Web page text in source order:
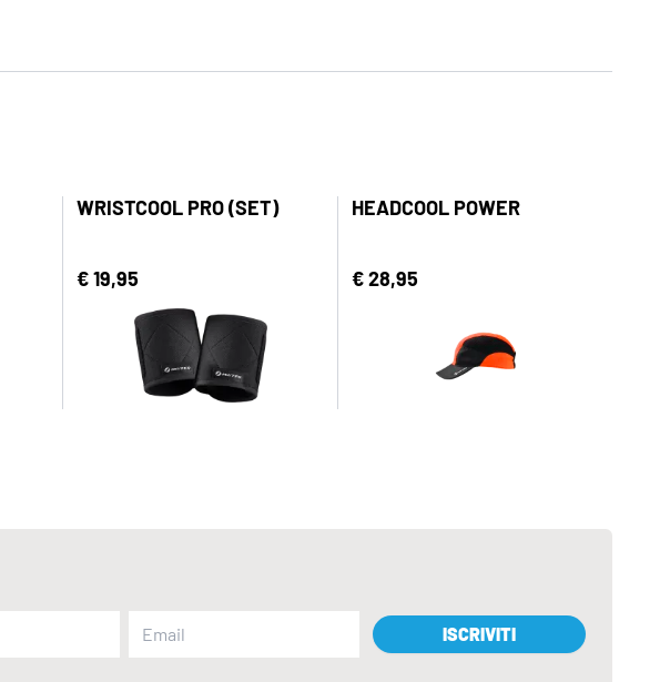
WRISTCOOL PRO (SET)
€ 19,95
HEADCOOL POWER
€ 28,95
ISCRIVITI